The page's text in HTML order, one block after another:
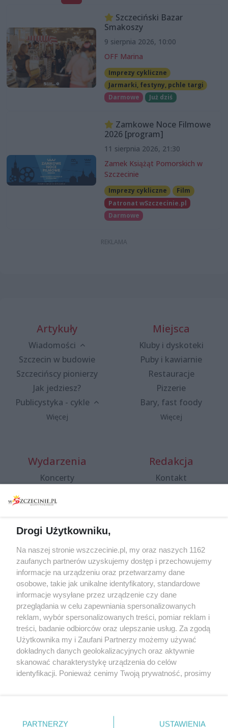
Szczeciński Bazar
Smakoszy
9 sierpnia 2026, 10:00
OFF Marina
Imprezy cykliczne
Jarmarki, festyny, pchle targi
Darmowe
Już dziś
Zamkowe Noce Filmowe
2026 [program]
11 sierpnia 2026, 21:30
Zamek Książąt Pomorskich w
Szczecinie
Imprezy cykliczne
Film
Patronat wSzczecinie.pl
Darmowe
Artykuły
Wiadomości
Szczecin w budowie
Szczecińscy pionierzy
Jak jedziesz?
Publicystyka - cykle
Więcej
Miejsca
Kluby i dyskoteki
Puby i kawiarnie
Restauracje
Pizzerie
Bary, fast foody
Więcej
Wydarzenia
Koncerty
Spacery i oprowadzania
targi
Wernisaże
Więcej
Redakcja
Kontakt
Specjalny koncert z okazji
20. urodzin portalu
wSzczecinie.pl
Regulamin konkursów
śniadaniówka "Hej
Szczecin! Jest piątek!"
Partnerzy
Praca Szczecin
Drogi Użytkowniku,
Na naszej stronie wszczecinie.pl, my oraz naszych 1162
zaufanych partnerów uzyskujemy dostęp i przechowujemy
informacje na urządzeniu oraz przetwarzamy dane
osobowe, takie jak unikalne identyfikatory, standardowe
informacje wysyłane przez urządzenie czy dane
przeglądania w celu zapewniania spersonalizowanych
reklam, wybór spersonalizowanych treści, pomiar reklam i
treści, badanie odbiorców oraz ulepszanie usług. Za zgodą
Użytkownika my i Zaufani Partnerzy możemy używać
dokładnych danych geolokalizacyjnych oraz aktywnie
skanować charakterystykę urządzenia do celów
identyfikacji. Ponieważ cenimy Twoją prywatność, prosimy
prywatności znajdujący się w lewym dolnym rogu strony
PARTNERZY USTAWIENIA